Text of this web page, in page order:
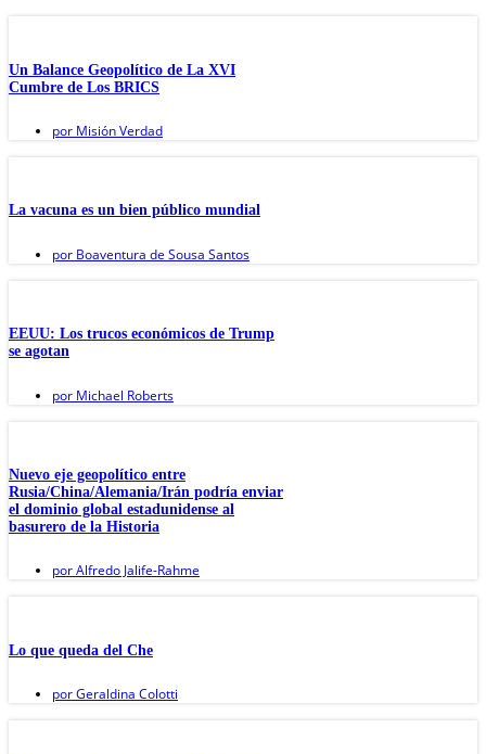
Un Balance Geopolítico de La XVI
Cumbre de Los BRICS
por Misión Verdad
La vacuna es un bien público mundial
por Boaventura de Sousa Santos
EEUU: Los trucos económicos de Trump
se agotan
por Michael Roberts
Nuevo eje geopolítico entre
Rusia/China/Alemania/Irán podría enviar
el dominio global estadunidense al
basurero de la Historia
porAlfredo Jalife-Rahme
Lo que queda del Che
porGeraldina Colotti